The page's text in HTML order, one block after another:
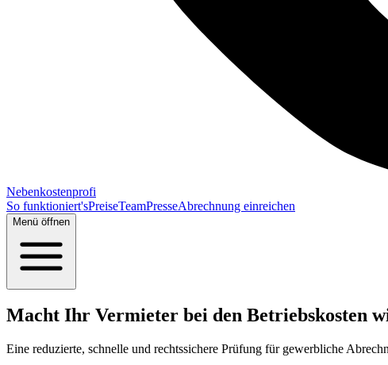
Nebenkostenprofi
So funktioniert'sPreiseTeamPresseAbrechnung einreichen
Menü öffnen
Macht Ihr Vermieter bei den Betriebskosten
Eine reduzierte, schnelle und rechtssichere Prüfung für gewerbliche